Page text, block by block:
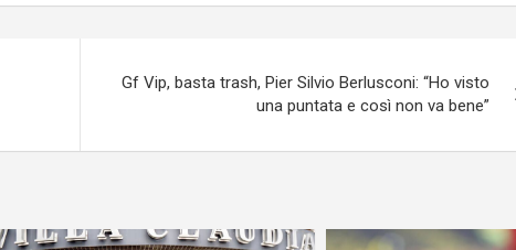
Gf Vip, basta trash, Pier Silvio Berlusconi: “Ho visto
una puntata e così non va bene”